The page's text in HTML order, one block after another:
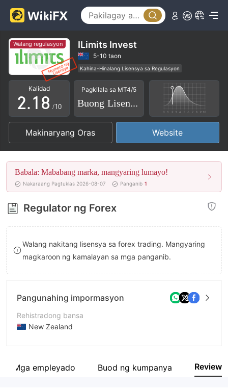
Walang regulasyon ILimits Invest
5-10 taon
Kahina-Hinalang Lisensya sa Regulasyon
Pangunahing label na MT4
Pandaigdigang negosyo
Mataas na potensyal na peligro
Kalidad
0
1
2
3
4
5
6
7
8
9
.
0
1
2
3
4
5
6
7
8
9
4
5
6
7
8
9
/10
Pagkilala sa MT4/5
Buong Lisensya
Makinaryang Oras Website
Babala: Mababang marka, mangyaring lumayo!
Nakaraang Pagtuklas 2026-08-07 Panganib 1
Regulator ng Forex
Walang nakitang lisensya sa forex trading. Mangyaring
magkaroon ng kamalayan sa mga panganib.
Pangunahing impormasyon
Rehistradong bansa
New Zealand
Kumpanya
Mga empleyado Buod ng kumpanya Review